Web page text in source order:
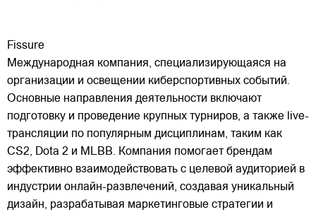
Fissure
Международная компания, специализирующаяся на
организации и освещении киберспортивных событий.
Основные направления деятельности включают
подготовку и проведение крупных турниров, а также live-
трансляции по популярным дисциплинам, таким как
CS2, Dota 2 и MLBB. Компания помогает брендам
эффективно взаимодействовать с целевой аудиторией в
индустрии онлайн-развлечений, создавая уникальный
дизайн, разрабатывая маркетинговые стратегии и